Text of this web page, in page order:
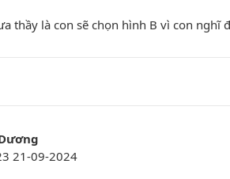
thầy là con sẽ chọn hình B vì con nghĩ
21-09-2024